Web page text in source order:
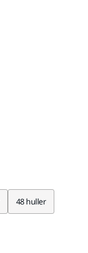
48 huller